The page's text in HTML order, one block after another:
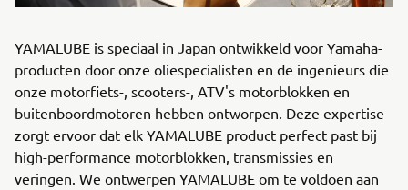
YAMALUBE is speciaal in Japan ontwikkeld voor Yamaha-
producten door onze oliespecialisten en de ingenieurs die
onze motorfiets-, scooters-, ATV's motorblokken en
buitenboordmotoren hebben ontworpen. Deze expertise
zorgt ervoor dat elk YAMALUBE product perfect past bij
high-performance motorblokken, transmissies en
veringen. We ontwerpen YAMALUBE om te voldoen aan